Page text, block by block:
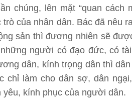
chúng, lên mặt “quan cách
của nhân dân. Bác đã nêu
sản thì đương nhiên sẽ
người có đạo đức, có
dân, kính trọng dân thì
chỉ làm cho dân sợ, dân
kính phục của người dân.